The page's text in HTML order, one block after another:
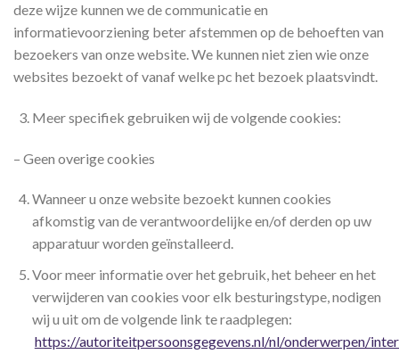
deze wijze kunnen we de communicatie en
informatievoorziening beter afstemmen op de behoeften van
bezoekers van onze website. We kunnen niet zien wie onze
websites bezoekt of vanaf welke pc het bezoek plaatsvindt.
Meer specifiek gebruiken wij de volgende cookies:
– Geen overige cookies
Wanneer u onze website bezoekt kunnen cookies
afkomstig van de verantwoordelijke en/of derden op uw
apparatuur worden geïnstalleerd.
Voor meer informatie over het gebruik, het beheer en het
verwijderen van cookies voor elk besturingstype, nodigen
wij u uit om de volgende link te raadplegen:
https://autoriteitpersoonsgegevens.nl/nl/onderwerpen/